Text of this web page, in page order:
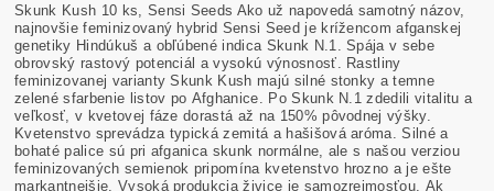
Skunk Kush 10 ks, Sensi Seeds Ako už napovedá samotný názov,
najnovšie feminizovaný hybrid Sensi Seed je krížencom afganskej
genetiky Hindúkuš a obľúbené indica Skunk N.1. Spája v sebe
obrovský rastový potenciál a vysokú výnosnosť. Rastliny
feminizovanej varianty Skunk Kush majú silné stonky a temne
zelené sfarbenie listov po Afghanice. Po Skunk N.1 zdedili vitalitu a
veľkosť, v kvetovej fáze dorastá až na 150% pôvodnej výšky.
Kvetenstvo sprevádza typická zemitá a hašišová aróma. Silné a
bohaté palice sú pri afganica skunk normálne, ale s našou verziou
feminizovaných semienok pripomína kvetenstvo hrozno a je ešte
markantnejšie. Vysoká produkcia živice je samozrejmosťou. Ak